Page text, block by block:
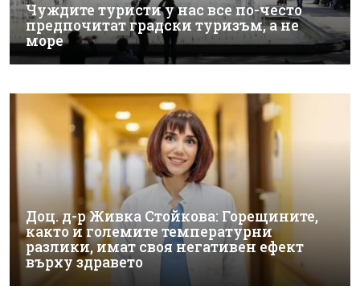
Чуждите туристи у нас все по-често
предпочитат градски туризъм, а не
море
Доц. д-р Живка Стойкова: Горещините,
както и големите температурни
разлики, имат своя негативен ефект
върху здравето